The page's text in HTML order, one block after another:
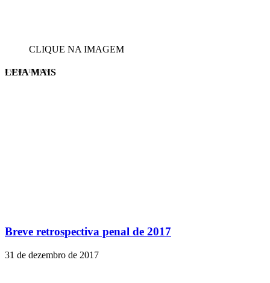
CLIQUE NA IMAGEM
EVINIS TALON
LEIA MAIS
Breve retrospectiva penal de 2017
31 de dezembro de 2017